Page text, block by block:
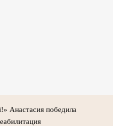
Анастасия победила